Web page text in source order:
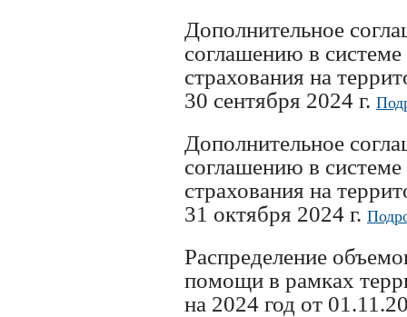
Дополнительное
соглашению в системе
страхования на
30 сентября 2024 г.
Дополнительное
соглашению в системе
страхования на
31 октября 2024 г.
Распределение
помощи в рамках
на 2024 год от